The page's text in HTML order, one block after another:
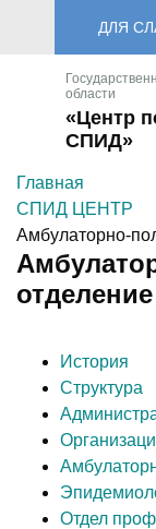
ДЛЯ
области
«Центр
СПИД»
Главная
СПИД ЦЕНТР
Амбулаторно-
отделение
История
Структура
Отдел